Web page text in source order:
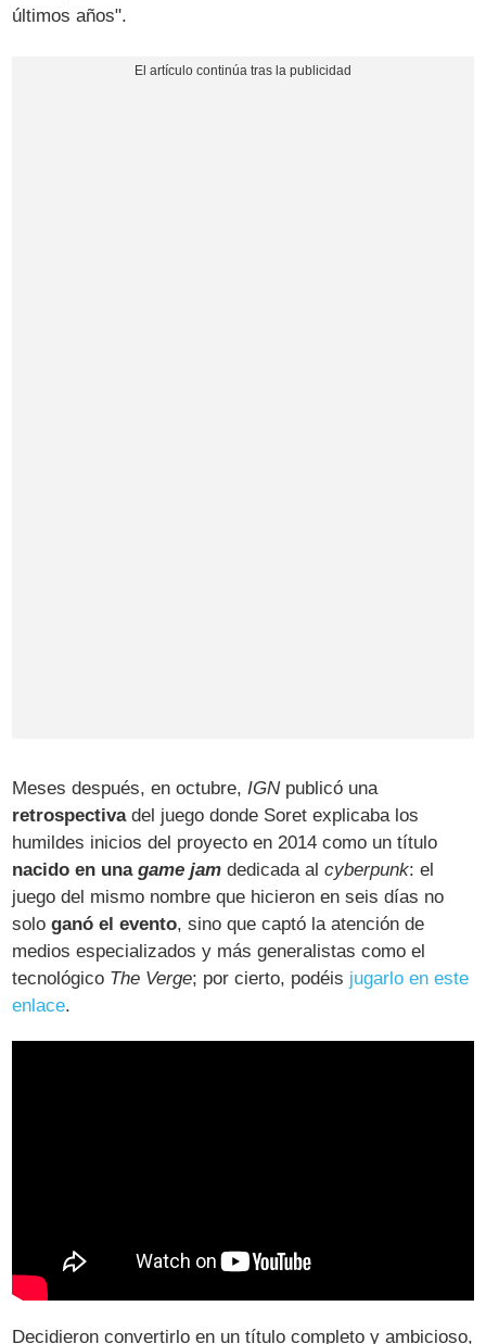
últimos años".
Meses después, en octubre,IGNpublicó una
retrospectivadel juego donde Soret explicaba los
humildes inicios del proyecto en 2014 como un título
nacido en unagame jam dedicada alcyberpunk: el
juego del mismo nombre que hicieron en seis días no
sologanó el evento, sino que captó la atención de
medios especializados y más generalistas como el
tecnológico The Verge; por cierto, podéis jugarlo en este
enlace.
Decidieron convertirlo en un título completo y ambicioso,